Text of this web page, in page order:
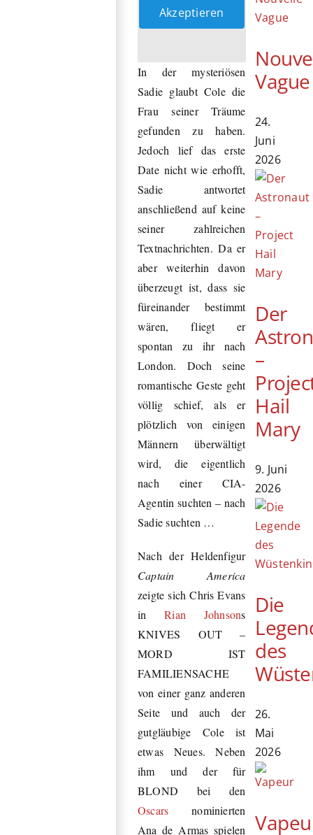
Akzeptieren
In der mysteriösen
Sadie glaubt Cole die
Frau seiner Träume
gefunden zu haben.
Jedoch lief das erste
Date nicht wie erhofft,
Sadie antwortet
anschließend auf keine
seiner zahlreichen
Textnachrichten. Da er
aber weiterhin davon
überzeugt ist, dass sie
füreinander bestimmt
wären, fliegt er
spontan zu ihr nach
London. Doch seine
romantische Geste geht
völlig schief, als er
plötzlich von einigen
Männern überwältigt
wird, die eigentlich
nach einer CIA-
Agentin suchten – nach
Sadie suchten …
Nach der Heldenfigur
Captain America
zeigte sich Chris Evans
inRian Johnsons
KNIVES OUT –
MORD IST
FAMILIENSACHE
von einer ganz anderen
Seite und auch der
gutgläubige Cole ist
etwas Neues. Neben
ihm und der für
BLOND bei den
Oscars nominierten
Ana de Armas spielen
Vague
24.
Juni
2026
Der
–
Hail
Mary
9. Juni
2026
Die
des
26.
Mai
2026